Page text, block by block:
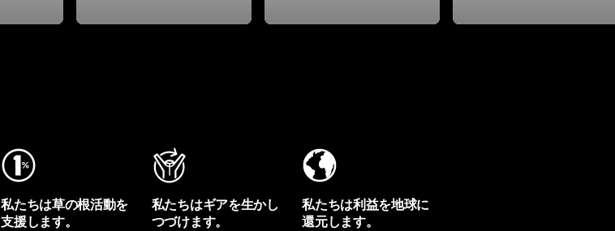
私たちは草の根活動を
支援します。
私たちはギアを生かし
つづけます。
私たちは利益を地球に
還元します。